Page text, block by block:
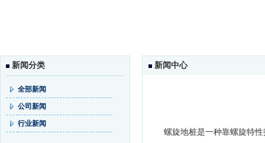
新闻分类
全部新闻
公司新闻
行业新闻
新闻中心
螺旋地桩是一种靠螺旋特性